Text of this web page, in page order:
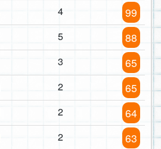
4 99
5 88
3 65
2 65
2 64
2 63